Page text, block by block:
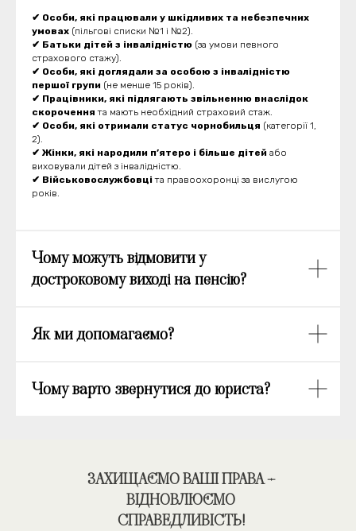
✔ Особи, які працювали у шкідливих та небезпечних
умовах (пільгові списки №1 і №2).
✔ Батьки дітей з інвалідністю (за умови певного
страхового стажу).
✔ Особи, які доглядали за особою з інвалідністю
першої групи (не менше 15 років).
✔ Працівники, які підлягають звільненню внаслідок
скорочення та мають необхідний страховий стаж.
✔ Особи, які отримали статус чорнобильця (категорії 1,
2).
✔ Жінки, які народили п’ятеро і більше дітей або
виховували дітей з інвалідністю.
✔ Військовослужбовціта правоохоронці за вислугою
років.
Чому можуть відмовити у
достроковому виході на пенсію?
Як ми допомагаємо?
Чому варто звернутися до юриста?
ЗАХИЩАЄМО ВАШІ ПРАВА –
ВІДНОВЛЮЄМО
СПРАВЕДЛИВІСТЬ!